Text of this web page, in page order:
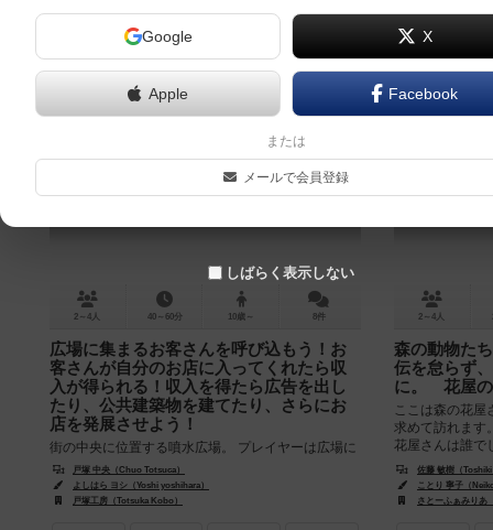
animal + marche
6.0
2～4人 40～60分 10歳～ 8件
広場に集まるお客さんを呼び込もう！お
客さんが自分のお店に入ってくれたら収
入が得られる！収入を得たら広告を出し
たり、公共建築物を建てたり、さらにお
店を発展させよう！
街の中央に位置する噴水広場。 プレイヤーは広場に
面したお店の経営者です。 噴水広場に集まった多く
のお客さんを呼び込み、収入を得て、さらなるお店
の発展を目指しましょう！ ...
戸塚 中央（Chuo Totsuca）
よしはら ヨシ（Yoshi yoshihara）
戸塚工房（Totsuka Kobo）
2～4人
森の動物た
伝を怠らず
に。 花屋の
ここは森の花屋
求めて訪れます
花屋さんは誰で
ーケットのカー
佐藤 敏樹（
ことり 寧子（
さとーふぁみりあ
Google X
Apple Facebook
または
メールで会員登録
しばらく表示しない